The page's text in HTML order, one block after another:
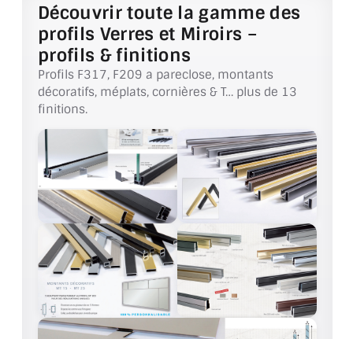
DOUBLE VITRAGE
ACCESSOIRES & QUINCAILLERIE
CATALOGUE DE PROFILS ET FIXATION DU
VERRE
LES FIXATIONS POUR MIROIR
LES PROFILS PAROI DE VERRE
VITRINE EN VERRE
CONNECTEURS ET ASSEMBLAGE DE VERRES
PLATS ET CORNIÈRES
LES CHARNIÈRES DE PORTE EN VERRE
Découvrir toute la gamme des
profils Verres et Miroirs –
profils & finitions
Profils F317, F209 a pareclose, montants
décoratifs, méplats, cornières & T… plus de 13
finitions.